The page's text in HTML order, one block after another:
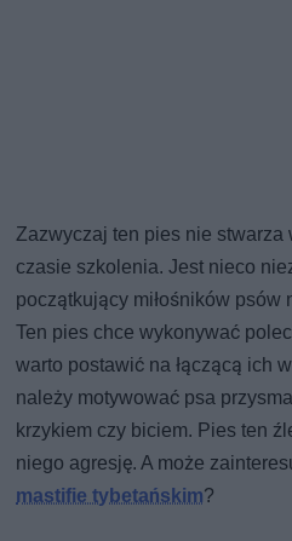
Zazwyczaj ten pies nie
czasie szkolenia. Jest nieco
początkujący miłośników psów
Ten pies chce wykonywać
warto postawić na łączącą ich
należy motywować psa
krzykiem czy biciem. Pies ten
niego agresję. A może
mastifie tybetańskim?